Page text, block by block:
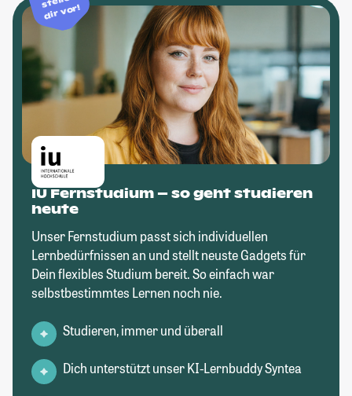
dir vor!
IU Fernstudium – so geht studieren
heute
Unser Fernstudium passt sich individuellen
Lernbedürfnissen an und stellt neuste Gadgets für
Dein flexibles Studium bereit. So einfach war
selbstbestimmtes Lernen noch nie.
Studieren, immer und überall
Dich unterstützt unser KI-Lernbuddy Syntea